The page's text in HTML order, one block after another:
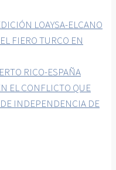
LOAYSA-ELCANO
FIERO TURCO EN
RICO-ESPAÑA
EL CONFLICTO QUE
INDEPENDENCIA DE